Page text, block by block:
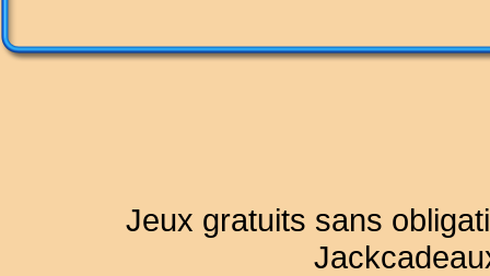
Jeux gratuits sans